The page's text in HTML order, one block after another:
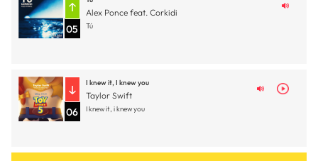
05
Alex Ponce feat. Corkidi
Tú
06
I knew it, I knew you
Taylor Swift
I knew it, i knew you